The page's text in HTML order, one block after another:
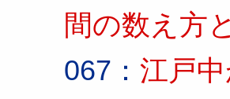
間の数え方
067： 江戸